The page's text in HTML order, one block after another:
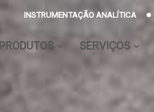
INSTRUMENTAÇÃO ANALÍTICA
PRODUTOS SERVIÇOS